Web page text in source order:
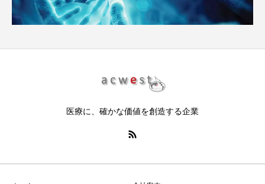
医療に、確かな価値を創造する企業